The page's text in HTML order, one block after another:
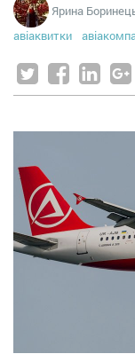
Ярина
авіаквитки